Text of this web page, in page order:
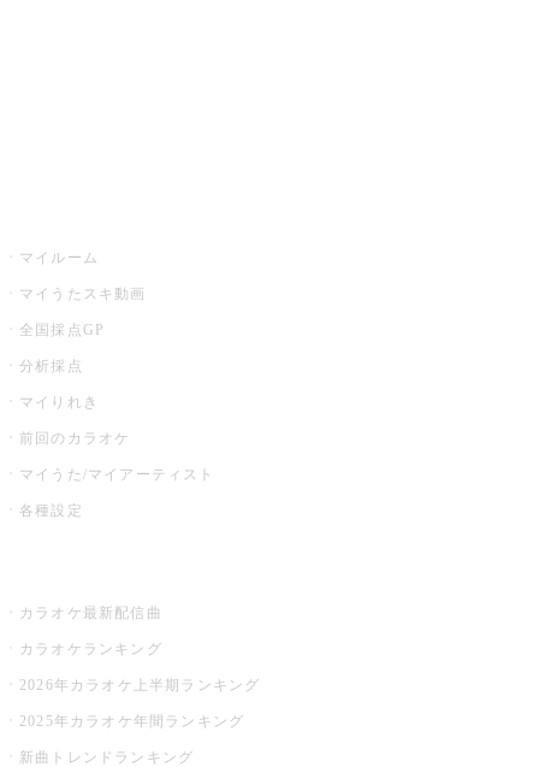
マイルーム
マイうたスキ動画
全国採点GP
分析採点
マイりれき
前回のカラオケ
マイうた/マイアーティスト
各種設定
カラオケ最新配信曲
カラオケランキング
2026年カラオケ上半期ランキング
2025年カラオケ年間ランキング
新曲トレンドランキング